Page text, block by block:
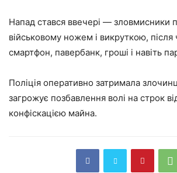
Напад стався ввечері — зловмисники
військовому ножем і викруткою, після
смартфон, павербанк, гроші і навіть
Поліція оперативно затримала
загрожує позбавлення волі на строк
конфіскацією майна.